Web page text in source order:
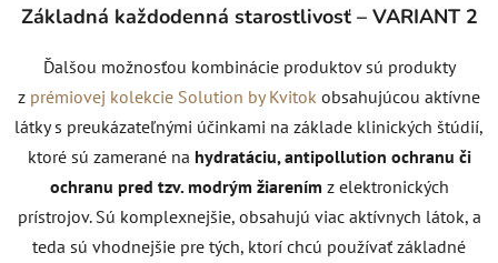
Základná každodenná starostlivosť – VARIANT 2
Ďalšou možnosťou kombinácie produktov sú produkty
z prémiovej kolekcie Solution by Kvitok obsahujúcou aktívne
látky s preukázateľnými účinkami na základe klinických štúdií,
ktoré sú zamerané na hydratáciu, antipollution ochranu či
ochranu pred tzv. modrým žiarením z elektronických
prístrojov. Sú komplexnejšie, obsahujú viac aktívnych látok, a
teda sú vhodnejšie pre tých, ktorí chcú používať základné